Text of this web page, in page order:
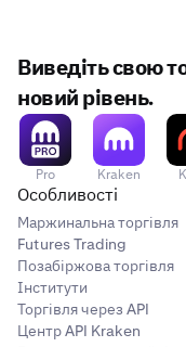
Виведіть свою
новий рівень.
Pro Kraken
Особливості
Маржинальна торгівля
Futures Trading
Позабіржова торгівля
Інститути
Торгівля через API
Центр API Kraken